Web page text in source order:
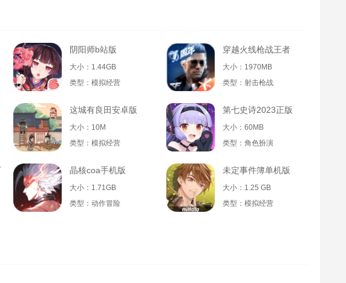
阴阳师b站版
大小：1.44GB
类型：模拟经营
穿越火线枪战王者
大小：1970MB
类型：射击枪战
这城有良田安卓版
大小：10M
类型：模拟经营
第七史诗2023正版
大小：60MB
类型：角色扮演
晶核coa手机版
大小：1.71GB
类型：动作冒险
未定事件簿单机版
大小：1.25 GB
类型：模拟经营